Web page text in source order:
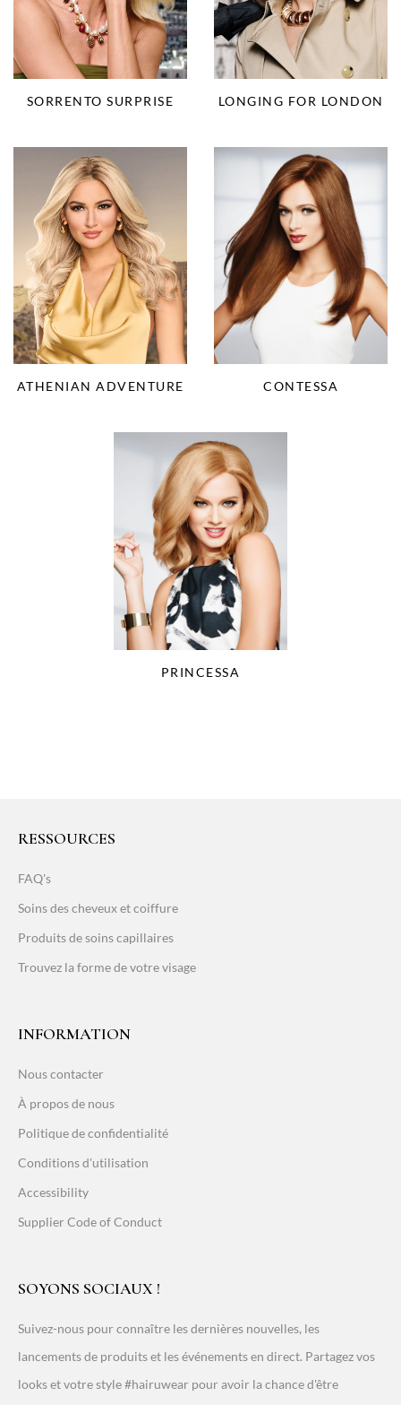
SORRENTO SURPRISE LONGING FOR LONDON
ATHENIAN ADVENTURE CONTESSA
PRINCESSA
RESSOURCES
FAQ's
Soins des cheveux et coiffure
Produits de soins capillaires
Trouvez la forme de votre visage
INFORMATION
Nous contacter
À propos de nous
Politique de confidentialité
Conditions d'utilisation
Accessibility
Supplier Code of Conduct
SOYONS SOCIAUX !
Suivez-nous pour connaître les dernières nouvelles, les
lancements de produits et les événements en direct. Partagez vos
looks et votre style #hairuwear pour avoir la chance d'être